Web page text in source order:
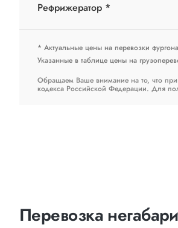
Рефрижератор *
* Актуальные цены на перевозки
Указанные в таблице цены на
Обращаем Ваше внимание на то, что
кодекса Российской Федерации. Для
Перевозка